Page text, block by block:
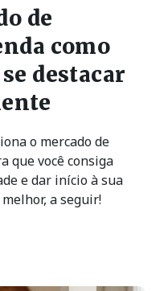
de
como
destacar
o mercado de
que você consiga
e dar início à sua
a seguir!